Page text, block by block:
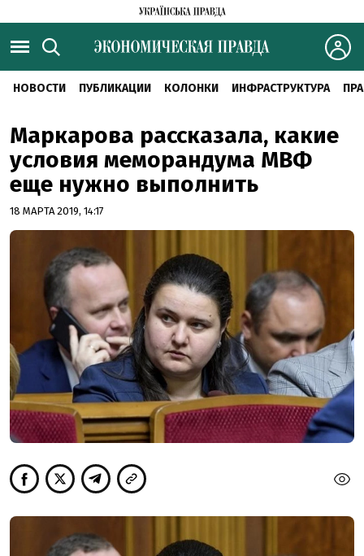
НОВОСТИ ПУБЛИКАЦИИ КОЛОНКИ ИНФРАСТРУКТУРА
Маркарова рассказала, какие
условия меморандума МВФ
еще нужно выполнить
18 МАРТА 2019, 14:17